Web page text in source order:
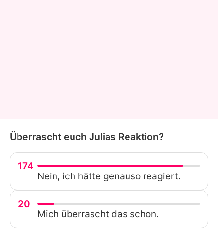
Überrascht euch Julias Reaktion?
174
Nein, ich hätte genauso reagiert.
20
Mich überrascht das schon.